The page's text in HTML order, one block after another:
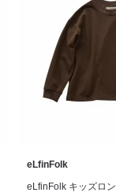
eLfinFolk
eLfinFolk キッズロ